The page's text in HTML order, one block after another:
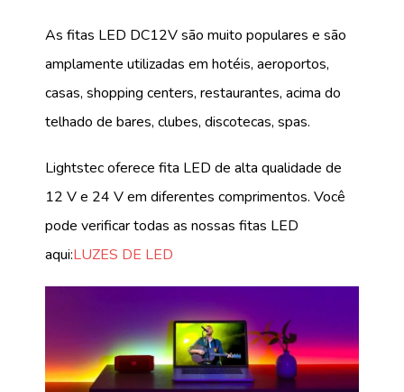
As fitas LED DC12V são muito populares e são
amplamente utilizadas em hotéis, aeroportos,
casas, shopping centers, restaurantes, acima do
telhado de bares, clubes, discotecas, spas.
Lightstec oferece fita LED de alta qualidade de
12 V e 24 V em diferentes comprimentos. Você
pode verificar todas as nossas fitas LED
aqui:LUZES DE LED